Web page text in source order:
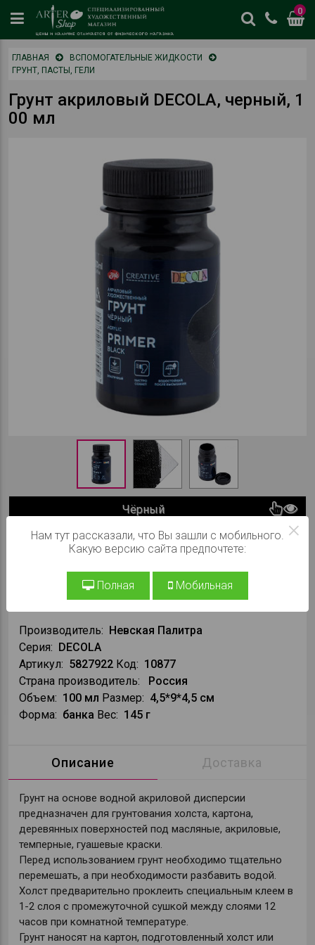
0
цены
отличается
от
ГЛАВНАЯ
ВСПОМОГАТЕЛЬНЫЕ ЖИДКОСТИ
ГРУНТ, ПАСТЫ, ГЕЛИ
Грунт акриловый DECOLA, черный, 1
00 мл
Чёрный
При заказе на сайте:168 ₽
В КОРЗИНУ
Производитель: Невская Палитра
Серия: DECOLA
Артикул: 5827922 Код: 10877
Страна производитель:
Россия
Объем: 100 мл Размер: 4,5*9*4,5 см
Форма: банка Вес: 145 г
Описание Доставка
Грунт на основе водной акриловой дисперсии
предназначен для грунтования холста, картона,
деревянных поверхностей под масляные, акриловые,
темперные, гуашевые краски.
Перед использованием грунт необходимо тщательно
перемешать, а при необходимости разбавить водой.
Холст предварительно проклеить специальным клеем в
1-2 слоя с промежуточной сушкой между слоями 12
часов при комнатной температуре.
Грунт наносят на картон, подготовленный холст или
×
Нам тут рассказали, что Вы зашли с мобильного.
Какую версию сайта предпочтете:
Полная Мобильная